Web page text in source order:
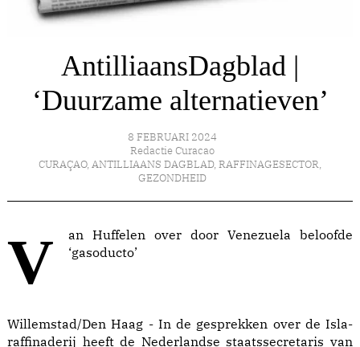
AntilliaansDagblad |
‘Duurzame alternatieven’
8 FEBRUARI 2024
Redactie Curacao
CURAÇAO, ANTILLIAANS DAGBLAD, RAFFINAGESECTOR,
GEZONDHEID
Van Huffelen over door Venezuela beloofde ‘gasoducto’
Willemstad/Den Haag - In de gesprekken over de Isla-
raffinaderij heeft de Nederlandse staatssecretaris van